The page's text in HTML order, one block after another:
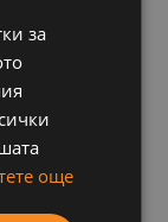
ENGLISH
за
още